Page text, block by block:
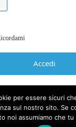
dimenticata?
per essere sicuri
sul nostro sito. Se
noi assumiamo che tu